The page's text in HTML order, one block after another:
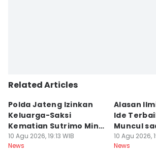
Related Articles
Polda Jateng Izinkan
Keluarga-Saksi
Kematian Sutrimo Minta
BKO LPSK
10 Agu 2026, 19:13 WIB
News
Alasan
Ide
Muncul
Mandi,
Laptop
10 Agu 2026,
News